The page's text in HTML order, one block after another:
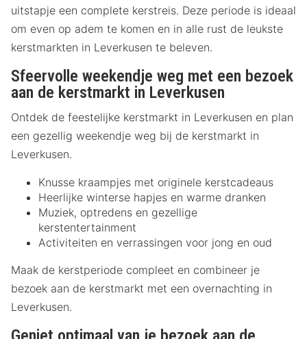
uitstapje een complete kerstreis. Deze periode is ideaal
om even op adem te komen en in alle rust de leukste
kerstmarkten in Leverkusen te beleven.
Sfeervolle weekendje weg met een bezoek
aan de kerstmarkt in Leverkusen
Ontdek de feestelijke kerstmarkt in Leverkusen en plan
een gezellig weekendje weg bij de kerstmarkt in
Leverkusen.
Knusse kraampjes met originele kerstcadeaus
Heerlijke winterse hapjes en warme dranken
Muziek, optredens en gezellige
kerstentertainment
Activiteiten en verrassingen voor jong en oud
Maak de kerstperiode compleet en combineer je
bezoek aan de kerstmarkt met een overnachting in
Leverkusen.